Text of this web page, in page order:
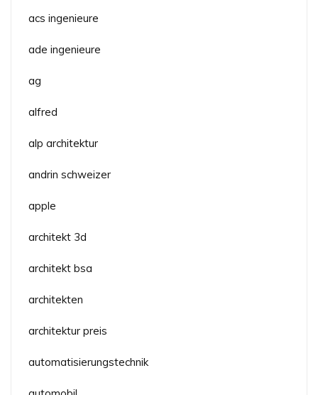
acs ingenieure
ade ingenieure
ag
alfred
alp architektur
andrin schweizer
apple
architekt 3d
architekt bsa
architekten
architektur preis
automatisierungstechnik